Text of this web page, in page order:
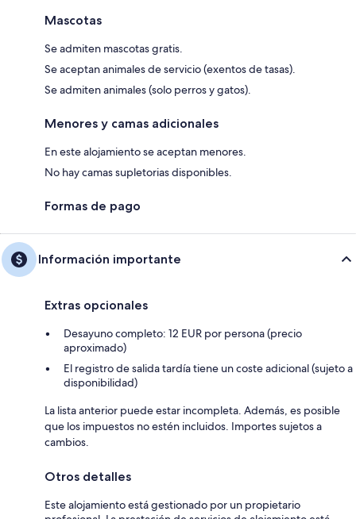
Mascotas
Se admiten mascotas gratis.
Se aceptan animales de servicio (exentos de tasas).
Se admiten animales (solo perros y gatos).
Menores y camas adicionales
En este alojamiento se aceptan menores.
No hay camas supletorias disponibles.
Formas de pago
Información importante
Extras opcionales
Desayuno completo: 12 EUR por persona (precio
aproximado)
El registro de salida tardía tiene un coste adicional (sujeto a
disponibilidad)
La lista anterior puede estar incompleta. Además, es posible
que los impuestos no estén incluidos. Importes sujetos a
cambios.
Otros detalles
Este alojamiento está gestionado por un propietario